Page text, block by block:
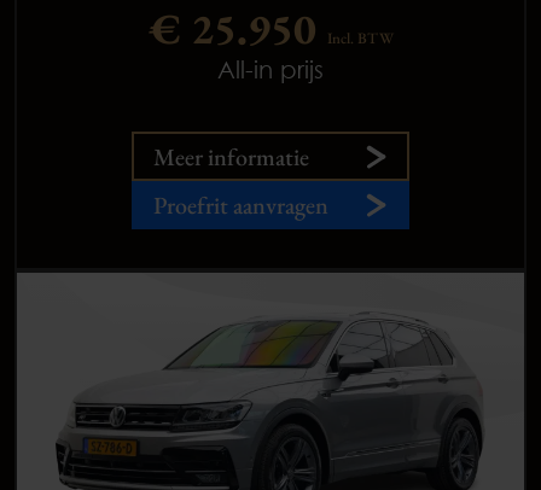
€ 25.950 Incl. BTW
All-in prijs
Meer informatie
Proefrit aanvragen